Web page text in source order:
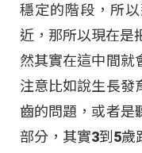
穩定的階段，所
近，那所以現在是
然其實在這中間就
注意比如說生長發
齒的問題，或者是
部分，其實3到5歲